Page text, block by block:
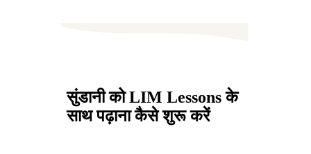
सुंडानी को LIM Lessons के
साथ पढ़ाना कैसे शुरू करें